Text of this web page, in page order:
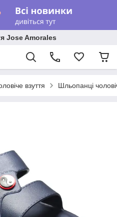
Jose Amorales
взуття Шльопанці